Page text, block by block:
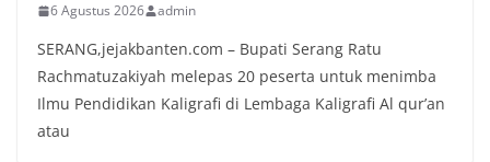
6 Agustus 2026 admin
SERANG,jejakbanten.com – Bupati Serang Ratu
Rachmatuzakiyah melepas 20 peserta untuk menimba
Ilmu Pendidikan Kaligrafi di Lembaga Kaligrafi Al qur’an
atau